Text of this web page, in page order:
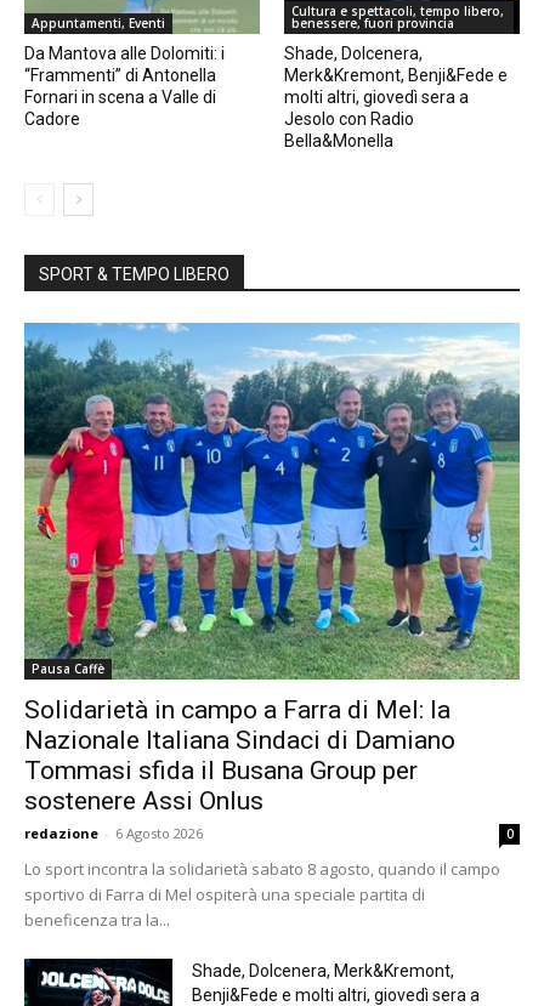
Appuntamenti, Eventi
Da Mantova alle Dolomiti: i
“Frammenti” di Antonella
Fornari in scena a Valle di
Cadore
Cultura e spettacoli, tempo libero,
benessere, fuori provincia
Shade, Dolcenera,
Merk&Kremont, Benji&Fede e
molti altri, giovedì sera a
Jesolo con Radio
Bella&Monella
SPORT & TEMPO LIBERO
Pausa Caffè
Solidarietà in campo a Farra di Mel: la
Nazionale Italiana Sindaci di Damiano
Tommasi sfida il Busana Group per
sostenere Assi Onlus
redazione - 6 Agosto 2026 0
Lo sport incontra la solidarietà sabato 8 agosto, quando il campo
sportivo di Farra di Mel ospiterà una speciale partita di
beneficenza tra la...
Shade, Dolcenera, Merk&Kremont,
Benji&Fede e molti altri, giovedì sera a